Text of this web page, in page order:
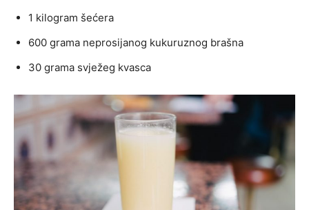
1 kilogram šećera
600 grama neprosijanog kukuruznog brašna
30 grama svježeg kvasca